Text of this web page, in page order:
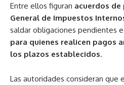
Entre ellos figuran acuerdos de
General de Impuestos
saldar obligaciones pendientes e
para quienes realicen pagos
los plazos establecidos.
Las autoridades consideran que